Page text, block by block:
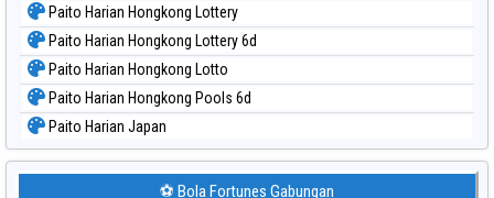
Paito Harian Hongkong Lottery
Paito Harian Hongkong Lottery 6d
Paito Harian Hongkong Lotto
Paito Harian Hongkong Pools 6d
Paito Harian Japan
Paito Harian Japan 6d
Paito Harian Korea⚽ Bola Fortunes Gabungan